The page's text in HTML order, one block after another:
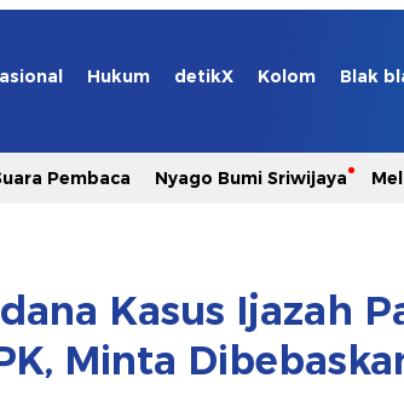
Hukum detikX Kolom Blak
Pembaca Nyago Bumi Sriwijaya
Kasus Ijazah
Minta